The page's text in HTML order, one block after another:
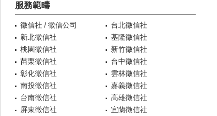
服務範疇
徵信社 / 徵信公司
台北徵信社
新北徵信社
基隆徵信社
桃園徵信社
新竹徵信社
苗栗徵信社
台中徵信社
彰化徵信社
雲林徵信社
南投徵信社
嘉義徵信社
台南徵信社
高雄徵信社
屏東徵信社
宜蘭徵信社